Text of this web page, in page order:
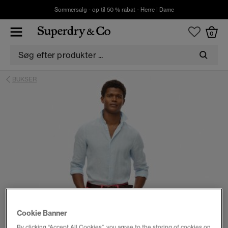
Sommersalg - op til 50 % rabat - Herre| Dame
0
BUKSER
Cookie Banner